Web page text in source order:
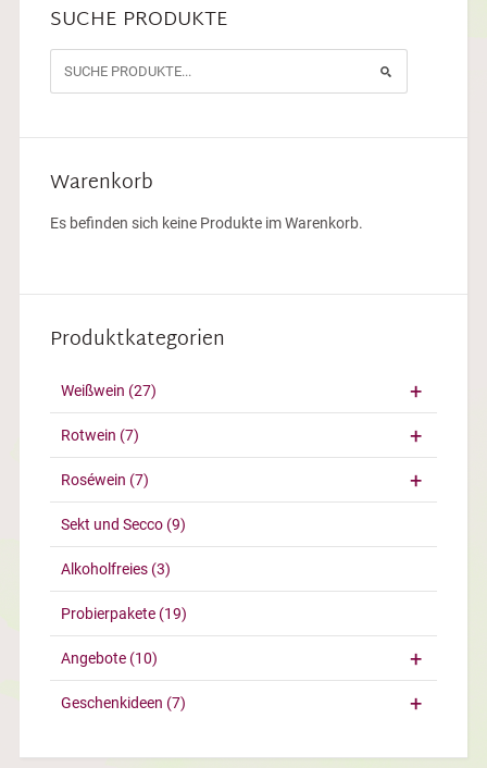
SUCHE PRODUKTE
Warenkorb
Es befinden sich keine Produkte im Warenkorb.
Produktkategorien
Weißwein (27)
Rotwein (7)
Roséwein (7)
Sekt und Secco (9)
Alkoholfreies (3)
Probierpakete (19)
Angebote (10)
Geschenkideen (7)